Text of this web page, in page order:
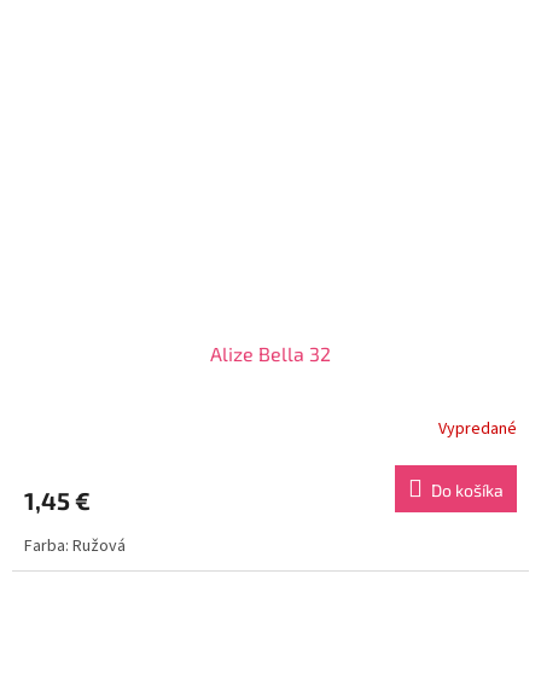
Alize Bella 32
Vypredané
1,45 € Do košíka
Farba: Ružová